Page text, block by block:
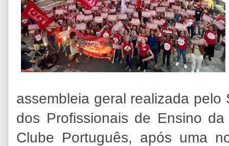
assembleia geral realizada pelo
dos Profissionais de Ensino
Clube Português, após uma